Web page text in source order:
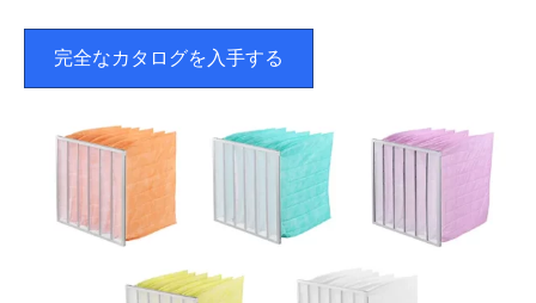
完全なカタログを入手する